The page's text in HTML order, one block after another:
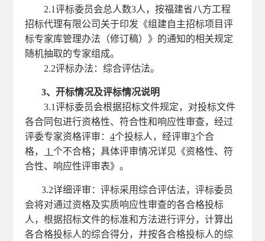
2.1评标委员会总人数3人，按福建省八方工程
招标代理有限公司关于印发《组建自主招标项目评
标专家库管理办法（修订稿）》的通知的相关规定
随机抽取的专家组成。
2.2评标办法：综合评估法。
3、开标情况及评标情况说明
3.1评标委员会根据招标文件规定，对投标文件
各合同包进行资格性、符合性和响应性审查，经过
评委专家资格评审：4个投标人，经评审3个合
格，
1个不合格；具体评审情况详见《资格性、符
合性、 响应性评审表》。
3.2详细评审：评标采用综合评估法，评标委员
会将对通过资格及实质响应性审查的各合格投标
人，根据招标文件的标准和方法进行评分，计算出
各合格投标人的综合得分，并按各合格投标人的综